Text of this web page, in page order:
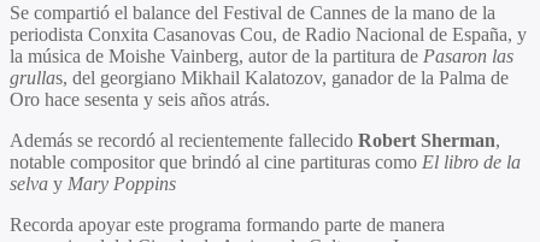
Se compartió el balance del Festival de Cannes de la mano de la
periodista Conxita Casanovas Cou, de Radio Nacional de España, y
la música de Moishe Vainberg, autor de la partitura de Pasaron las
grullas, del georgiano Mikhail Kalatozov, ganador de la Palma de
Oro hace sesenta y seis años atrás.
Además se recordó al recientemente fallecido Robert Sherman,
notable compositor que brindó al cine partituras como El libro de la
selva y Mary Poppins
Recorda apoyar este programa formando parte de manera